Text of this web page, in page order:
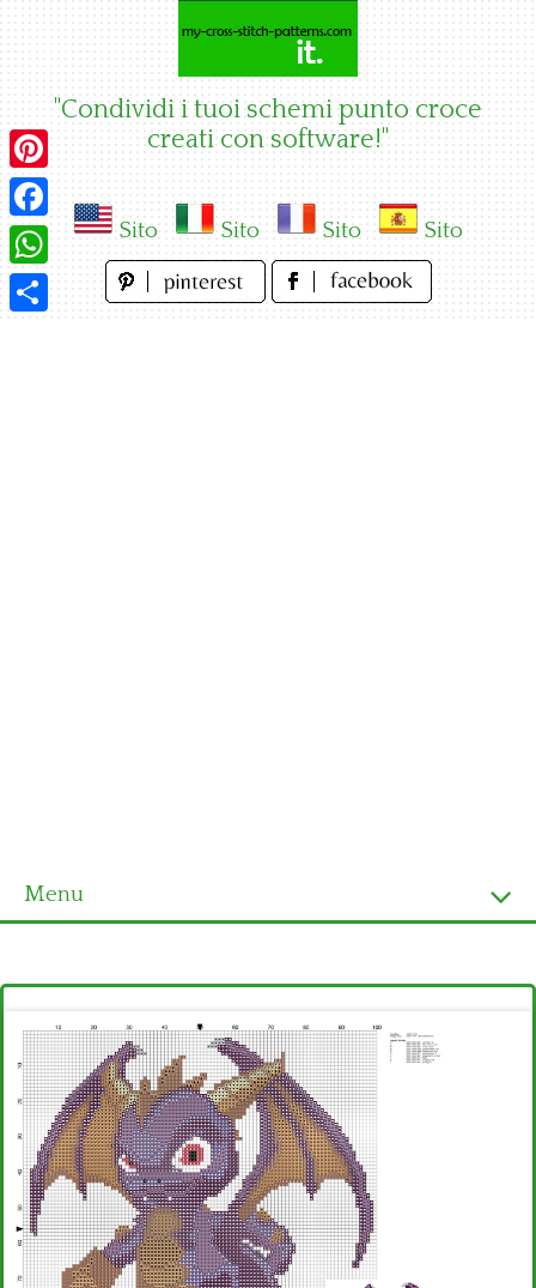
"Condividi i tuoi schemi punto croce
creati con software!"
Sito Sito Sito Sito
Menu
Ultimi schemi
Alfabeto
Bambini
Disney
Thun
Pinterest
Facebook
WhatsApp